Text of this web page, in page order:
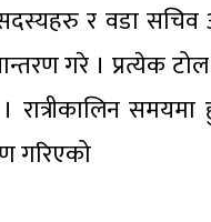
र वडा
गरे । प्रत्येक
गरिएको